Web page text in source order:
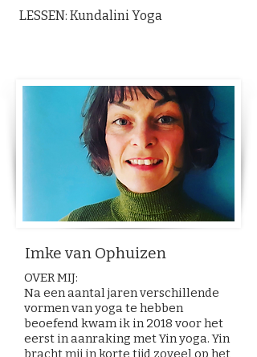
LESSEN: Kundalini Yoga
Imke van Ophuizen
OVER MIJ:
Na een aantal jaren verschillende
vormen van yoga te hebben
beoefend kwam ik in 2018 voor het
eerst in aanraking met Yin yoga. Yin
bracht mij in korte tijd zoveel op het